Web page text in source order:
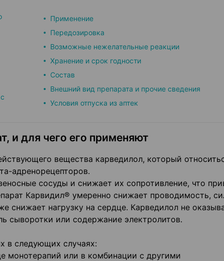
Применение
Передозировка
Возможные нежелательные реакции
Хранение и срок годности
Состав
Внешний вид препарата и прочие сведения
Условия отпуска из аптек
и для чего его применяют
вещества карведилол, который
адренорецепторов.
сосуды и снижает их сопротивление, что
Карвидил® умеренно снижает проводимость,
снижает нагрузку на сердце. Карведилол не
сыворотки или содержание электролитов.
в следующих случаях:
монотерапий или в комбинации с другими